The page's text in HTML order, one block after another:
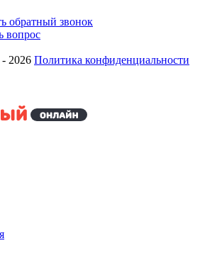
обратный звонок
вопрос
2026 Политика конфиденциальности